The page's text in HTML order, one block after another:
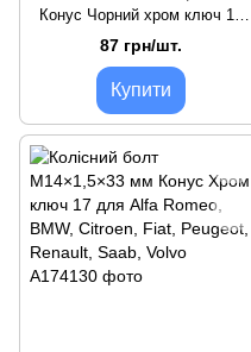
Конус Чорний хром ключ 17
для Alfa Romeo, BMW, Citroen,
Fiat, Peugeot, Renault, Saab,
87 грн/шт.
Купити